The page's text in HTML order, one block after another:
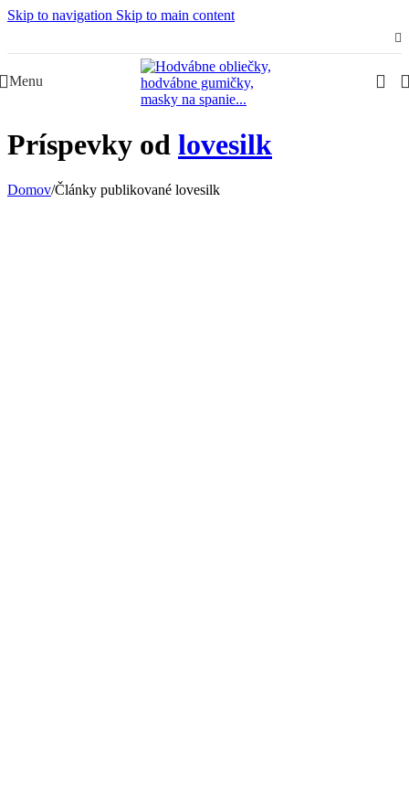
Skip to navigation Skip to main content
Menu
Príspevky od lovesilk
Domov/Články publikované lovesilk